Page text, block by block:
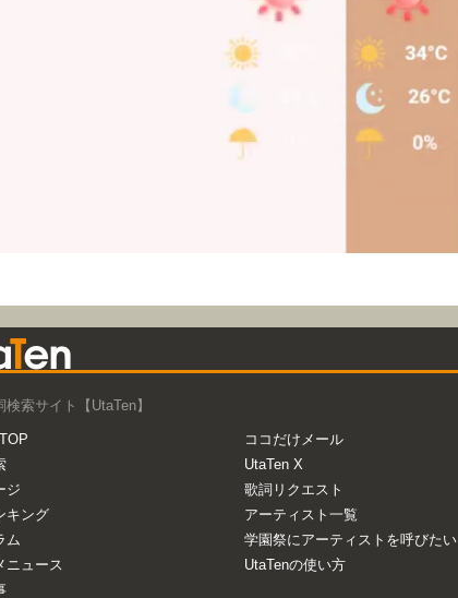
検索サイト【UtaTen】
ジ
キング
ム
ニュース
ココだけメール
UtaTen X
歌詞リクエスト
アーティスト一覧
学園祭にアーティストを呼びたい
UtaTenの使い方